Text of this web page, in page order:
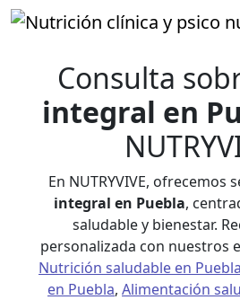
Consulta
integral en
En NUTRYVIVE, ofrecemos
integral en Puebla,
saludable y bienestar.
personalizada con nuestros
Nutrición saludable en Puebla
en Puebla, Alimentación